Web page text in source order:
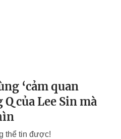
‘cảm quan
của Lee Sin mà
thể tin được!